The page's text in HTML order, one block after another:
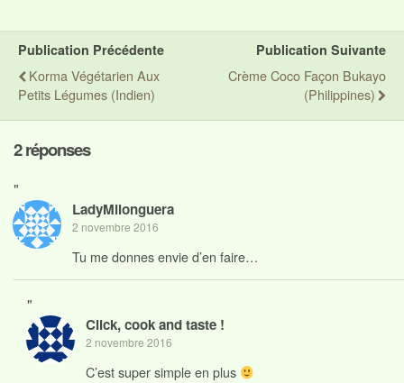
Publication Précédente
Korma Végétarien Aux
Petits Légumes (indien)
Publication Suivante
Crème Coco Façon Bukayo
(Philippines)
2 réponses
"
LadyMilonguera
2 novembre 2016
Tu me donnes envie d’en faire…
"
Click, cook and taste !
2 novembre 2016
C’est super simple en plus